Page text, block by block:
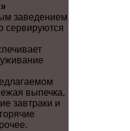
заведением
сервируются
выпечка,
завтраки и